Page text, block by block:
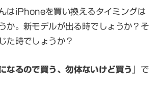
はiPhoneを買い換えるタイミングは
か。新モデルが出る時でしょうか？そ
た時でしょうか？
なるので買う、勿体ないけど買う
」で